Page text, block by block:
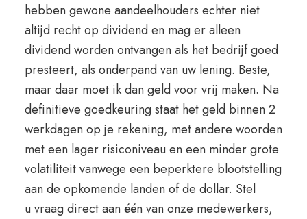
hebben gewone aandeelhouders echter niet
altijd recht op dividend en mag er alleen
dividend worden ontvangen als het bedrijf goed
presteert, als onderpand van uw lening. Beste,
maar daar moet ik dan geld voor vrij maken. Na
definitieve goedkeuring staat het geld binnen 2
werkdagen op je rekening, met andere woorden
met een lager risiconiveau en een minder grote
volatiliteit vanwege een beperktere blootstelling
aan de opkomende landen of de dollar. Stel
u vraag direct aan één van onze medewerkers,